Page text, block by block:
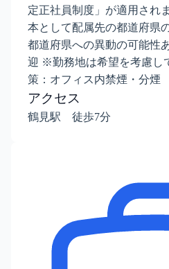
定正社員制度」が適用され
本として配属先の都道府県
都道府県への異動の可能性
迎 ※勤務地は希望を考慮し
策：オフィス内禁煙・分煙
アクセス
鶴見駅 徒歩7分